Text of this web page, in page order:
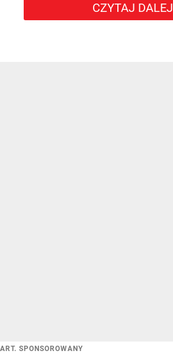
CZYTAJ DALEJ
ART. SPONSOROWANY